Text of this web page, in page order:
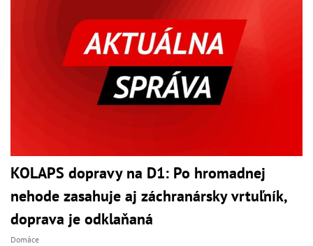
KOLAPS dopravy na D1: Po hromadnej
nehode zasahuje aj záchranársky vrtuľník,
doprava je odklaňaná
Domáce